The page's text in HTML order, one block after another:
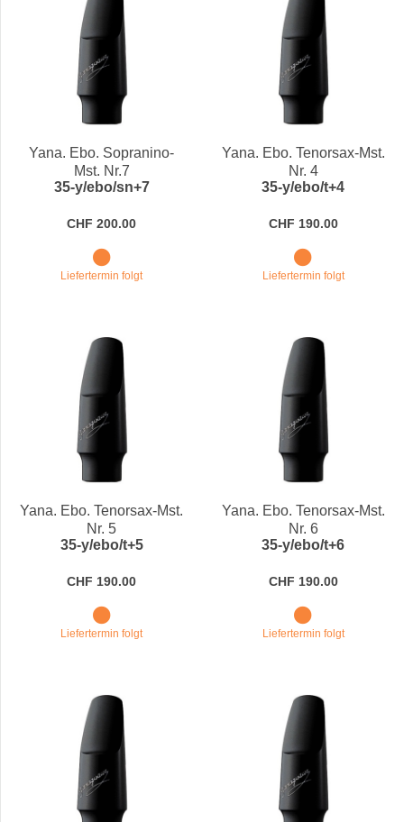
Yana. Ebo. Sopranino-
Mst. Nr.7
35-y/ebo/sn+7
CHF 200.00
Liefertermin folgt
Yana. Ebo. Tenorsax-Mst.
Nr. 4
35-y/ebo/t+4
CHF 190.00
Liefertermin folgt
Yana. Ebo. Tenorsax-Mst.
Nr. 5
35-y/ebo/t+5
CHF 190.00
Liefertermin folgt
Yana. Ebo. Tenorsax-Mst.
Nr. 6
35-y/ebo/t+6
CHF 190.00
Liefertermin folgt